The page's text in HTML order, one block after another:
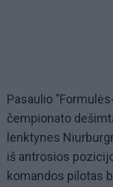
Pasaulio
čempionato
lenktynes
iš antrosios
komandos pilotas